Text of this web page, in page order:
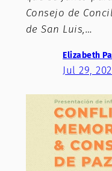
Consejo de
de San Luis,…
Elizabeth
Jul 29,